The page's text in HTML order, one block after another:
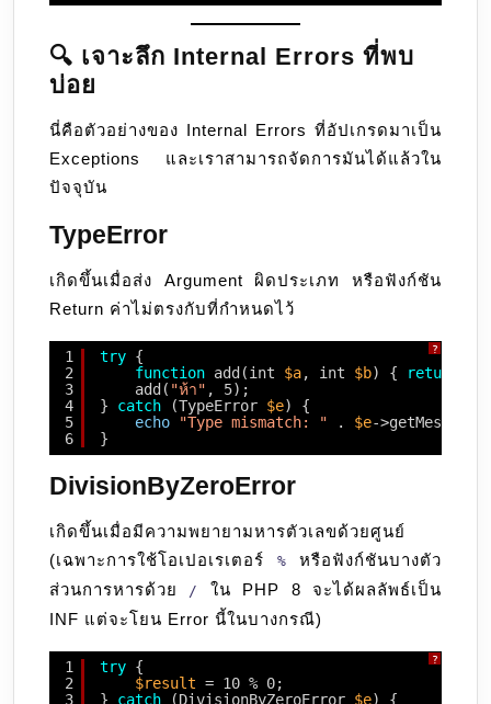
🔍 เจาะลึก Internal Errors ที่พบ
บ่อย
นี่คือตัวอย่างของ Internal Errors ที่อัปเกรดมาเป็น
Exceptions และเราสามารถจัดการมันได้แล้วใน
ปัจจุบัน
TypeError
เกิดขึ้นเมื่อส่ง Argument ผิดประเภท หรือฟังก์ชัน
Return ค่าไม่ตรงกับที่กำหนดไว้
?
1
2
3
4
5
6
try {
function add(int $a, int $b) { return
add( "ห้า" , 5);
} catch (TypeError $e) {
echo
"Type mismatch: " . $e-
}
DivisionByZeroError
เกิดขึ้นเมื่อมีความพยายามหารตัวเลขด้วยศูนย์
(เฉพาะการใช้โอเปอเรเตอร์ % หรือฟังก์ชันบางตัว
ส่วนการหารด้วย
/
ใน PHP 8 จะได้ผลลัพธ์เป็น
INF แต่จะโยน Error นี้ในบางกรณี)
?
1
2
3
try {
$result = 10 % 0;
} catch (DivisionByZeroError $e) {